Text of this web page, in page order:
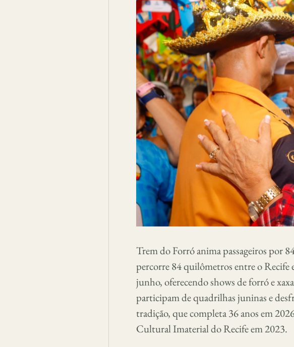
Trem do Forró anima passageiros por
percorre 84 quilômetros entre o Recife
junho, oferecendo shows de forró e
participam de quadrilhas juninas e
tradição, que completa 36 anos em
Cultural Imaterial do Recife em 2023.